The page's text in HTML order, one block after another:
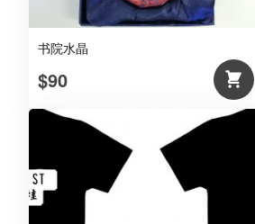
书院水晶
$90